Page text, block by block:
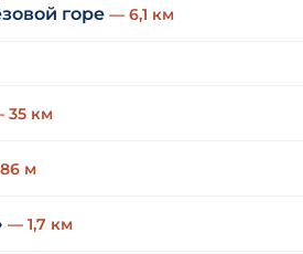
горе — 6,1 км
35 км
м
— 1,7 км